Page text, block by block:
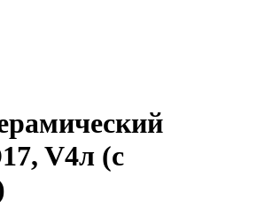
V4л (с